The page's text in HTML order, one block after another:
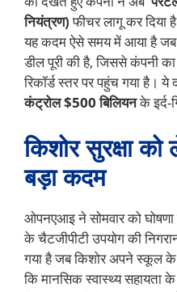
नियंत्रण)फीचर लागू कर
यह कदम ऐसे समय में आया है
डील पूरी की है, जिससे कंपनी
रिकॉर्ड स्तर पर पहुंच गया है। ये
कंट्रोल $500 बिलियनके इर्द-
किशोर सुरक्षा
बड़ा कदम
ओपनएआइ ने सोमवार को घोषणा
के चैटजीपीटी उपयोग की
गया है जब किशोर अपने स्कूल
कि मानसिक स्वास्थ्य सहायता